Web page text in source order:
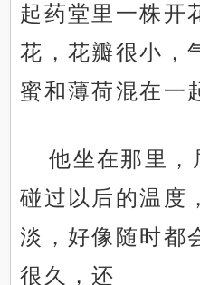
起药堂里一株开
花，花瓣很小，
蜜和薄荷混在一
他坐在那里，
碰过以后的温度
淡，好像随时都
很久，还